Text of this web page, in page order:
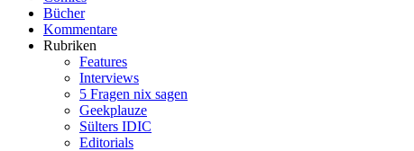
Bücher
Kommentare
Rubriken
Features
Interviews
5 Fragen nix sagen
Geekplauze
Sülters IDIC
Editorials